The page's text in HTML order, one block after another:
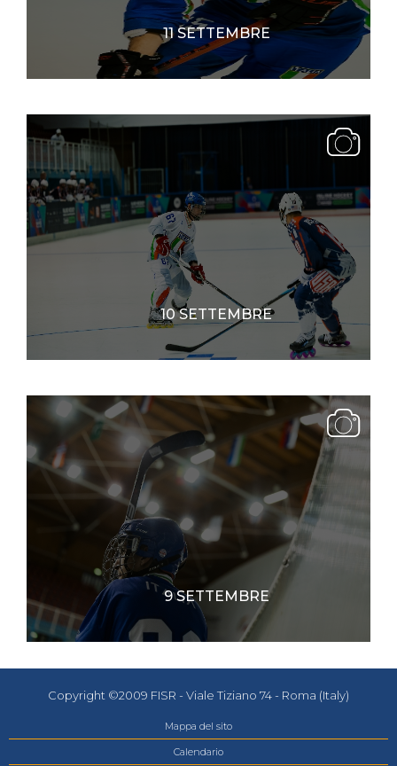
11 SETTEMBRE
10 SETTEMBRE
9 SETTEMBRE
Copyright ©2009 FISR - Viale Tiziano 74 - Roma (Italy)
Mappa del sito
Calendario